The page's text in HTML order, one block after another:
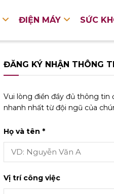
ĐIỆN MÁY SỨC
ĐĂNG KÝ NHẬN THÔNG
Vui lòng điền đầy đủ thông tin
nhanh nhất từ đội ngũ của
Họ và tên *
Vị trí công việc